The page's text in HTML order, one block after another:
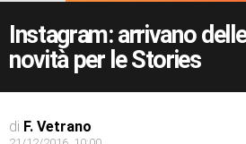
Instagram: arrivano
novità per le Stories
di F. Vetrano